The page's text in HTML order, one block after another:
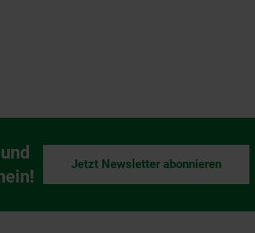
Jetzt Newsletter abonnieren